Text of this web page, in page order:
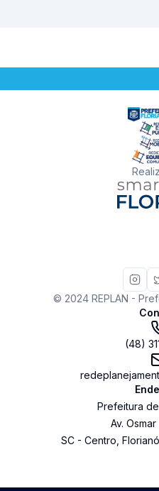
© 2024 REPLAN -
(48)
Prefeitura
Av.
SC- Centro